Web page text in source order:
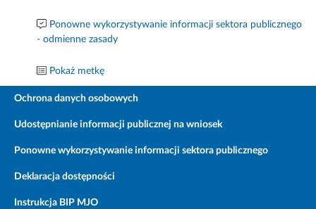
Ponowne wykorzystywanie informacji sektora publicznego
- odmienne zasady
Pokaż metkę
Ochrona danych osobowych
Udostępnianie informacji publicznej na wniosek
Ponowne wykorzystywanie informacji sektora publicznego
Deklaracja dostępności
Instrukcja BIP MJO